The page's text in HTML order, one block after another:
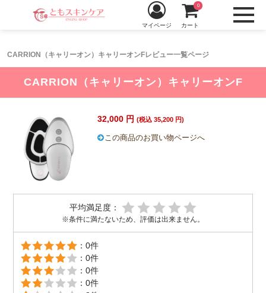
CARRION（キャリーオン）キャリーオンFレビュー一覧ページ
マイページ カート
0
CARRION（キャリーオン）キャリーオンF
32,000 円 (税込 35,200 円)
この商品のお買い物ページへ
平均満足度：
※条件に満たないため、評価は出来ません。
：0件
：0件
：0件
：0件